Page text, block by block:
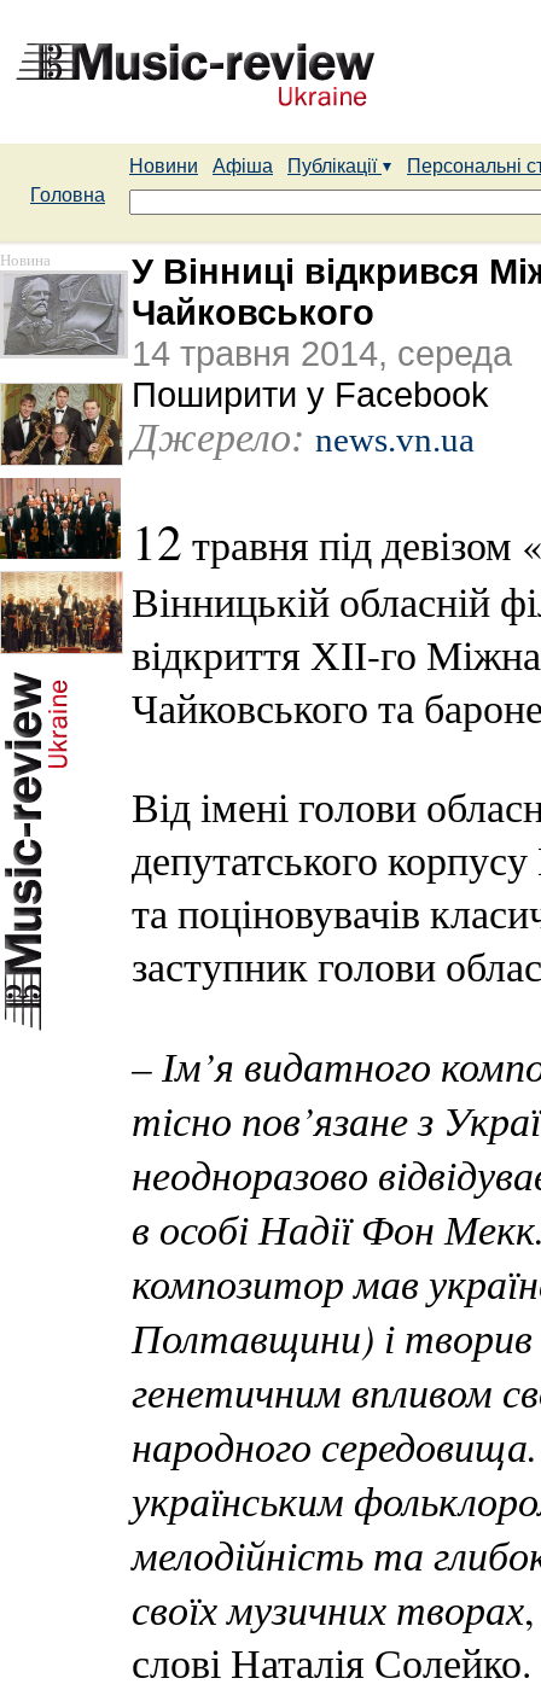
Новини Афіша Публікації
Персональні
Головна
Новина
У Вінниці відкрився
Чайковського
14 травня 2014, середа
Поширити у Facebook
Джерело: news.vn.ua
12 травня під
Вінницькій обласній
відкриття ХІІ-го
Чайковського та
Від імені голови
депутатського
та поціновувачів
заступник голови
– Ім’я видатного
тісно пов’язане з
неодноразово
в особі Надії Фон
композитор мав
Полтавщини) і творив
генетичним впливом
народного
українським
мелодійність та
своїх музичних творах
слові Наталія Солейко.